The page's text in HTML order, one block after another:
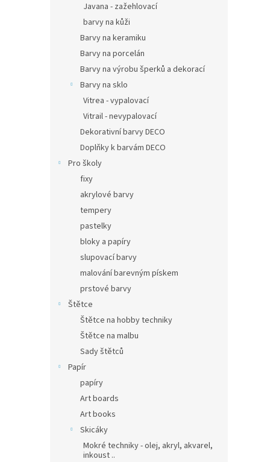
Javana - zažehlovací
barvy na kůži
Barvy na keramiku
Barvy na porcelán
Barvy na výrobu šperků a dekorací
Barvy na sklo
Vitrea - vypalovací
Vitrail - nevypalovací
Dekorativní barvy DECO
Doplňky k barvám DECO
Pro školy
fixy
akrylové barvy
tempery
pastelky
bloky a papíry
slupovací barvy
malování barevným pískem
prstové barvy
Štětce
Štětce na hobby techniky
Štětce na malbu
Sady štětců
Papír
papíry
Art boards
Art books
Skicáky
Mokré techniky - olej, akryl, akvarel,
inkoust ..